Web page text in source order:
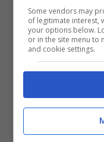
Tradimento, spoiler
sparato (Mediaset
Behram
sarà facile
Proprio in quel
imprevisto.
verrà colpito
Some vendors may
of legitimate interest,
your options below.
or in the site menu to
and cookie settings.